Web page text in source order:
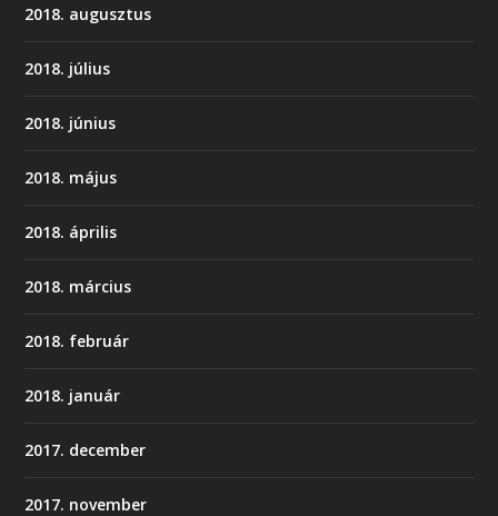
2018. augusztus
2018. július
2018. június
2018. május
2018. április
2018. március
2018. február
2018. január
2017. december
2017. november